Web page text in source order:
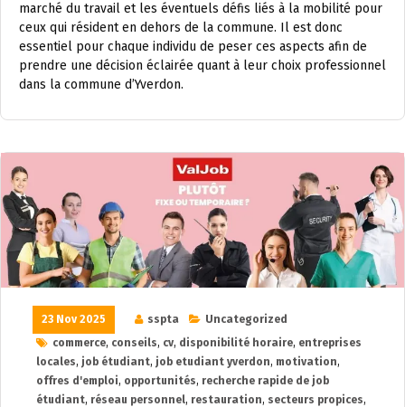
marché du travail et les éventuels défis liés à la mobilité pour
ceux qui résident en dehors de la commune. Il est donc
essentiel pour chaque individu de peser ces aspects afin de
prendre une décision éclairée quant à leur choix professionnel
dans la commune d’Yverdon.
23 Nov 2025 sspta
Uncategorized
commerce, conseils, cv, disponibilité horaire, entreprises
locales, job étudiant, job etudiant yverdon, motivation,
offres d'emploi, opportunités, recherche rapide de job
étudiant, réseau personnel, restauration, secteurs propices,